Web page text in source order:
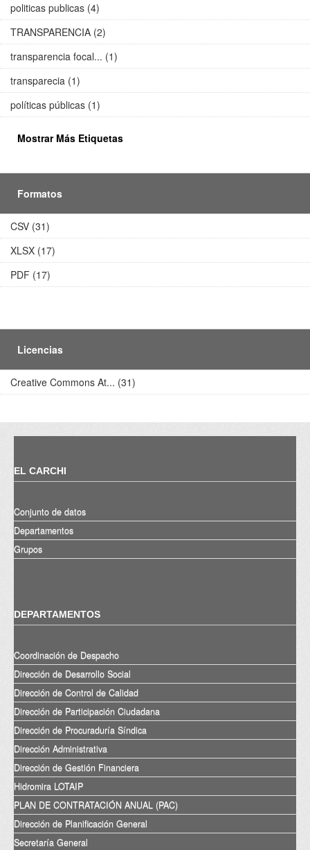
politicas publicas (4)
TRANSPARENCIA (2)
transparencia focal... (1)
transparecia (1)
políticas públicas (1)
Mostrar Más Etiquetas
Formatos
CSV (31)
XLSX (17)
PDF (17)
Licencias
Creative Commons At... (31)
EL CARCHI
Conjunto de datos
Departamentos
Grupos
DEPARTAMENTOS
Coordinación de Despacho
Dirección de Desarrollo Social
Dirección de Control de Calidad
Dirección de Participación Ciudadana
Dirección de Procuraduría Síndica
Dirección Administrativa
Dirección de Gestión Financiera
Hidromira LOTAIP
PLAN DE CONTRATACIÓN ANUAL (PAC)
Dirección de Planificación General
Secretaría General